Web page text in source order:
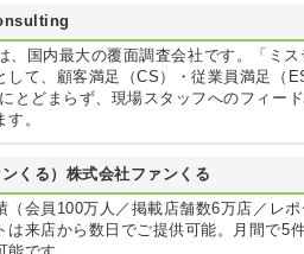
、国内最大の覆面調査会社です。「ミ
して、顧客満足（CS）・従業員満足（
とどまらず、現場スタッフへのフィー
。
くる）株式会社ファンくる
（会員100万人／掲載店舗数6万店／レ
は来店から数日でご提供可能。月間で5